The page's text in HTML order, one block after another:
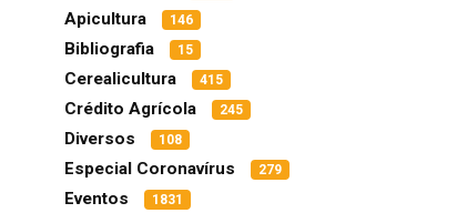
Apicultura 146
Bibliografia 15
Cerealicultura 415
Crédito Agrícola 245
Diversos 108
Especial Coronavírus 279
Eventos 1831